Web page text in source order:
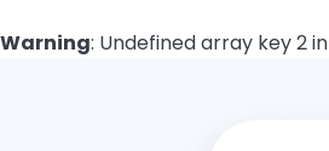
Warning: Undefined array key 2 in